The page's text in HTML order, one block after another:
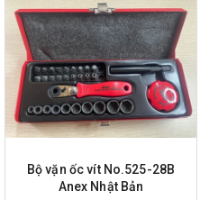
Bộ vặn ốc vít No.525-28B
Anex Nhật Bản